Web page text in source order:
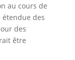
au cours de
des
des
être